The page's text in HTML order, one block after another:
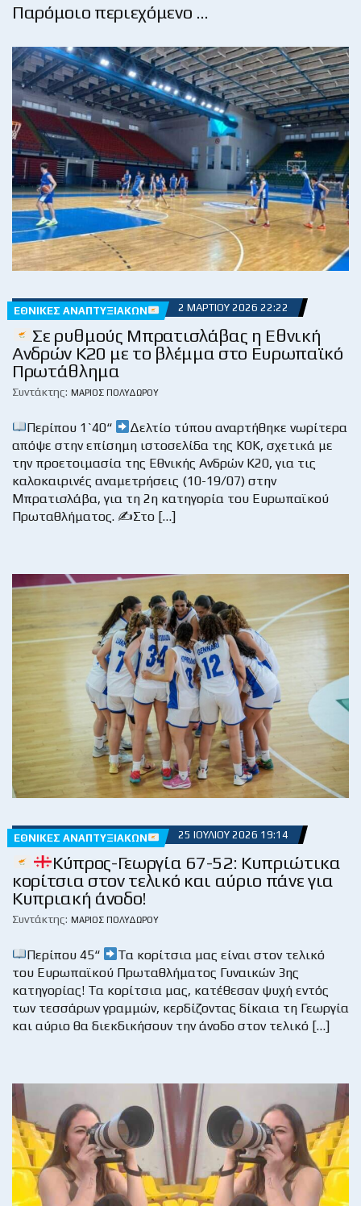
Παρόμοιο περιεχόμενο …
ΕΘΝΙΚΈΣ ΑΝΑΠΤΥΞΙΑΚΏΝ 2 ΜΑΡΤΊΟΥ 2026 22:22
Σε ρυθμούς Μπρατισλάβας η Εθνική
Ανδρών Κ20 με το βλέμμα στο Ευρωπαϊκό
Πρωτάθλημα
Συντάκτης: ΜΆΡΙΟΣ ΠΟΛΥΔΏΡΟΥ
Περίπου 1`40“
Δελτίο τύπου αναρτήθηκε νωρίτερα
απόψε στην επίσημη ιστοσελίδα της ΚΟΚ, σχετικά με
την προετοιμασία της Εθνικής Ανδρών Κ20, για τις
καλοκαιρινές αναμετρήσεις (10-19/07) στην
Μπρατισλάβα, για τη 2η κατηγορία του Ευρωπαϊκού
Πρωταθλήματος. ✍Στο […]
ΕΘΝΙΚΈΣ ΑΝΑΠΤΥΞΙΑΚΏΝ 25 ΙΟΥΛΊΟΥ 2026 19:14
Κύπρος-Γεωργία 67-52: Κυπριώτικα
κορίτσια στον τελικό και αύριο πάνε για
Κυπριακή άνοδο!
Συντάκτης: ΜΆΡΙΟΣ ΠΟΛΥΔΏΡΟΥ
Περίπου 45“
Τα κορίτσια μας είναι στον τελικό
του Ευρωπαϊκού Πρωταθλήματος Γυναικών 3ης
κατηγορίας! Τα κορίτσια μας, κατέθεσαν ψυχή εντός
των τεσσάρων γραμμών, κερδίζοντας δίκαια τη Γεωργία
και αύριο θα διεκδικήσουν την άνοδο στον τελικό […]